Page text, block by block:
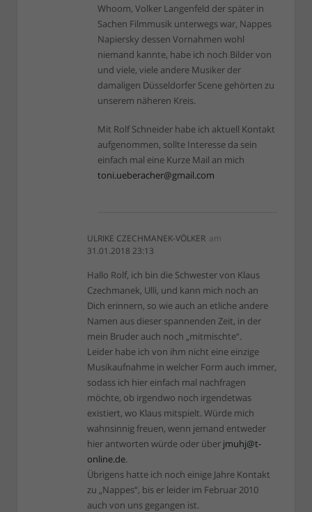
Whoom, Volker Langenfeld der später in
Sachen Filmmusik unterwegs war, Nappes
Napiersky dessen Vornahmen wohl
niemand kannte, habe ich noch Bilder von
und viele, viele andere Musiker der
damaligen Düsseldorfer Scene gehörten zu
unserem näheren Kreis.
Mit Rolf Schneider habe ich aktuell Kontakt
aufgenommen, sollte Interesse da sein
einfach mal eine Kurze Mail an mich
toni.ueberacher@gmail.com
ULRIKE CZECHMANEK-VÖLKER am
31.01.2018 23:13
Hallo Rolf, ich bin die Schwester von Klaus
Czechmanek, Ulli, und kann mich noch an
Dich erinnern, so wie auch an etliche andere
Namen aus dieser spannenden Zeit, in der
mein Bruder auch noch „mitmischte“.
Leider habe ich von ihm nicht eine einzige
Musikaufnahme in welcher Form auch immer,
sodass ich hier einfach mal nachfragen
möchte, ob irgendwo noch irgendetwas
existiert, wo Klaus mitspielt. Würde mich
wahnsinnig freuen, wenn jemand entweder
hier antworten würde oder über jmuhj@t-
online.de.
Übrigens hatte ich noch einige Jahre Kontakt
zu „Nappes“, bis er leider im Februar 2010
auch von uns gegangen ist.